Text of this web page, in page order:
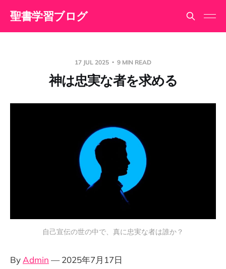
聖書学習ブログ
17 JUL 2025 9 MIN READ
神は忠実な者を求める
自己宣伝の世の中で、真に忠実な者は誰か？
By Admin — 2025年7月17日